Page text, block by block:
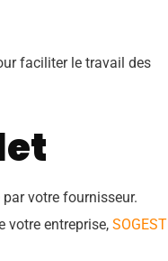
faciliter le travail des
votre fournisseur.
votre entreprise, SOGEST